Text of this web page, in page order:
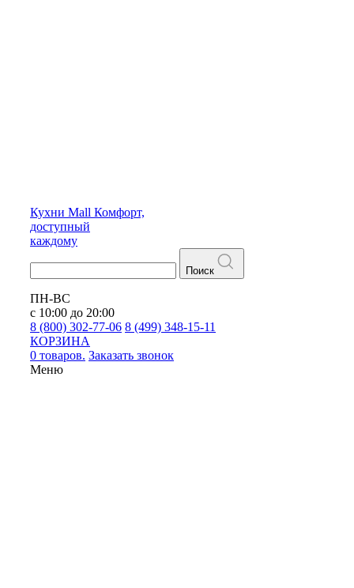
Кухни Mall Комфорт,
доступный
каждому
Поиск
ПН-ВС
с 10:00 до 20:00
8 (800) 302-77-06 8 (499) 348-15-11
КОРЗИНА
0 товаров. Заказать звонок
Меню